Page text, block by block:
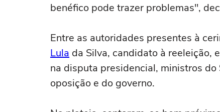
benéfico pode trazer problemas",
Entre as autoridades presentes à
Lula da Silva, candidato à reeleição,
na disputa presidencial, ministros
oposição e do governo.